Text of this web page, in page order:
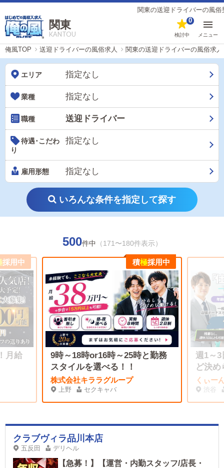
関東の送迎ドライバーの風俗男性求人
関東
KANTOU 検討中
0
メニュー
俺風TOP 送迎ドライバーの風俗求人 関東の送迎ドライバーの風俗求人
エリア 指定なし
業種 指定なし
職種 送迎ドライバー
待遇･こだわ
り
指定なし
雇用形態 指定なし
いろんな条件を指定して探す
500件中 （171〜180件表示）
月給
採用中
9時～18時or16時～25時と勤務
スタイルを選べる！！
株式会社キララグループ
上野 セクキャバ
積極採用中
週1～3
ど決
OK）
くぃー
渋谷
クラブヴィラ品川本店
五反田 デリヘル
【急募！】【運営・内勤スタッフ/店長・